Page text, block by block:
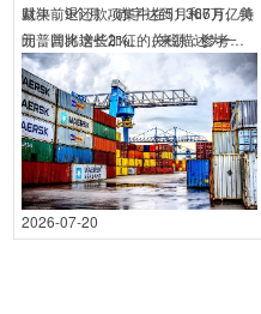
裁决，退还款项集中在5月和6月。特
朗普曾将这些加征的关税描述为一
根“魔杖”，既能推动产业回流美国，
又能为美国出口争取更有利的条件，
还能扭转公共财政的颓势。
财年前9个月，赤字达到1.367万亿美
元，同比增长2%。（来源：参考消
息）
2026-07-20